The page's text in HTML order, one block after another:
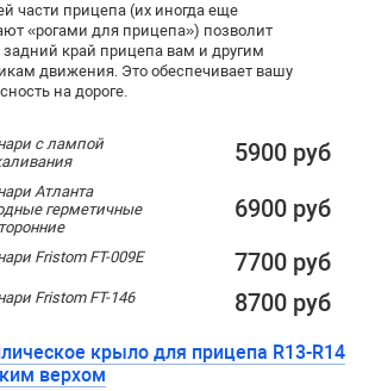
части прицепа (их иногда еще
«рогами для прицепа») позволит
задний край прицепа вам и другим
движения. Это обеспечивает вашу
на дороге.
с лампой
5900 руб
Атланта
герметичные
6900 руб
Fristom FT-009E 7700 руб
Fristom FT-146 8700 руб
крыло для прицепа R13-R14
верхом